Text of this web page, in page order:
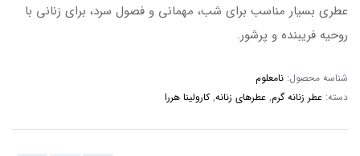
عطری بسیار مناسب برای شب، مهمانی و فصول سرد، برای زنانی با
روحیه فریبنده و پرشور.
شناسه محصول: نامعلوم
دسته: عطر زنانه گرم, عطرهای زنانه,کارولینا هررا